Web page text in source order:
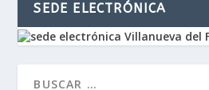
SEDE ELECTRÓNICA